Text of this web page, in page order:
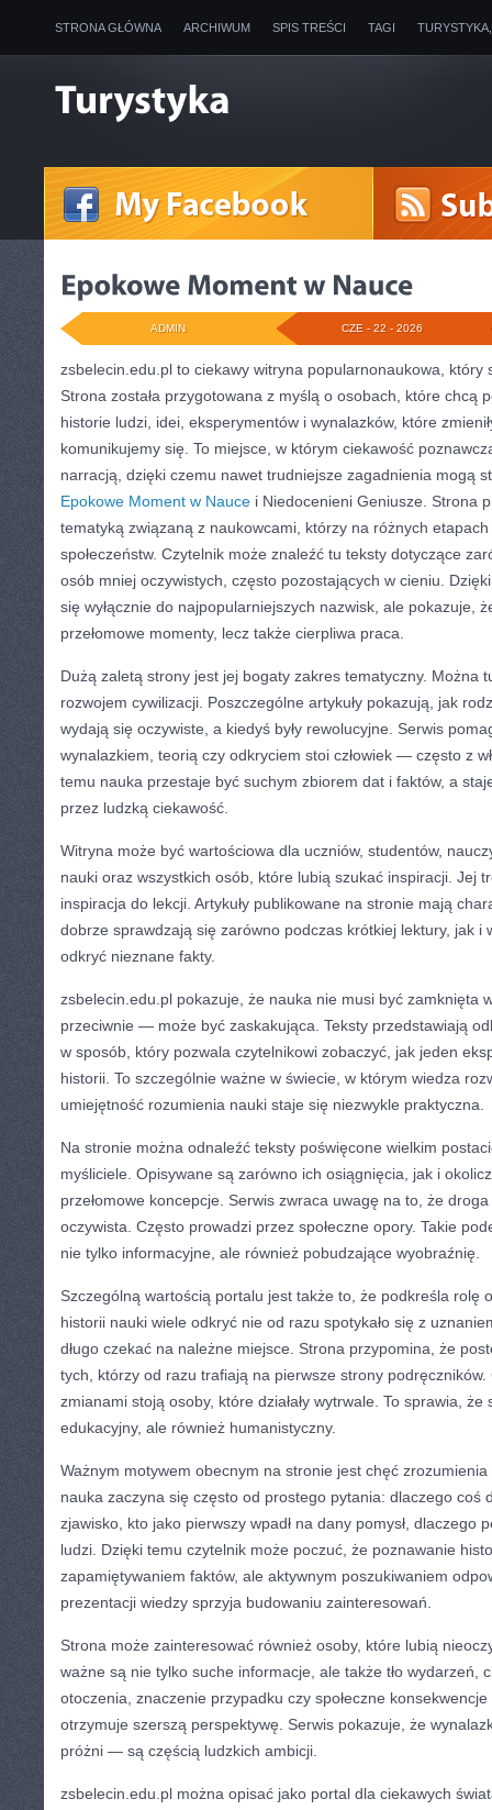
STRONA GŁÓWNA ARCHIWUM SPIS TREŚCI TAGI
CZE - 22 - 2026
ADMIN
zsbelecin.edu.pl to ciekawy witryna popularnonaukowa, który
Strona została przygotowana z myślą o osobach, które chcą
historie ludzi, idei, eksperymentów i wynalazków, które
komunikujemy się. To miejsce, w którym ciekawość
narracją, dzięki czemu nawet trudniejsze zagadnienia mogą
Epokowe Moment w Nauce i Niedocenieni Geniusze. Strona
tematyką związaną z naukowcami, którzy na różnych etapach
społeczeństw. Czytelnik może znaleźć tu teksty dotyczące
osób mniej oczywistych, często pozostających w cieniu.
się wyłącznie do najpopularniejszych nazwisk, ale pokazuje,
przełomowe momenty, lecz także cierpliwa praca.
Dużą zaletą strony jest jej bogaty zakres tematyczny. Można
rozwojem cywilizacji. Poszczególne artykuły pokazują, jak
wydają się oczywiste, a kiedyś były rewolucyjne. Serwis
wynalazkiem, teorią czy odkryciem stoi człowiek — często z
temu nauka przestaje być suchym zbiorem dat i faktów, a
przez ludzką ciekawość.
Witryna może być wartościowa dla uczniów, studentów,
nauki oraz wszystkich osób, które lubią szukać inspiracji. Jej
inspiracja do lekcji. Artykuły publikowane na stronie mają
dobrze sprawdzają się zarówno podczas krótkiej lektury, jak i
odkryć nieznane fakty.
zsbelecin.edu.pl pokazuje, że nauka nie musi być zamknięta
przeciwnie — może być zaskakująca. Teksty przedstawiają
w sposób, który pozwala czytelnikowi zobaczyć, jak jeden
historii. To szczególnie ważne w świecie, w którym wiedza
umiejętność rozumienia nauki staje się niezwykle praktyczna.
Na stronie można odnaleźć teksty poświęcone wielkim
myśliciele. Opisywane są zarówno ich osiągnięcia, jak i
przełomowe koncepcje. Serwis zwraca uwagę na to, że
oczywista. Często prowadzi przez społeczne opory. Takie
nie tylko informacyjne, ale również pobudzające wyobraźnię.
Szczególną wartością portalu jest także to, że podkreśla rolę
historii nauki wiele odkryć nie od razu spotykało się z
długo czekać na należne miejsce. Strona przypomina, że
tych, którzy od razu trafiają na pierwsze strony podręczników.
zmianami stoją osoby, które działały wytrwale. To sprawia,
edukacyjny, ale również humanistyczny.
Ważnym motywem obecnym na stronie jest chęć zrozumienia
nauka zaczyna się często od prostego pytania: dlaczego coś
zjawisko, kto jako pierwszy wpadł na dany pomysł, dlaczego
ludzi. Dzięki temu czytelnik może poczuć, że poznawanie
zapamiętywaniem faktów, ale aktywnym poszukiwaniem
prezentacji wiedzy sprzyja budowaniu zainteresowań.
Strona może zainteresować również osoby, które lubią
ważne są nie tylko suche informacje, ale także tło wydarzeń,
otoczenia, znaczenie przypadku czy społeczne
otrzymuje szerszą perspektywę. Serwis pokazuje, że
próżni — są częścią ludzkich ambicji.
zsbelecin.edu.pl można opisać jako portal dla ciekawych